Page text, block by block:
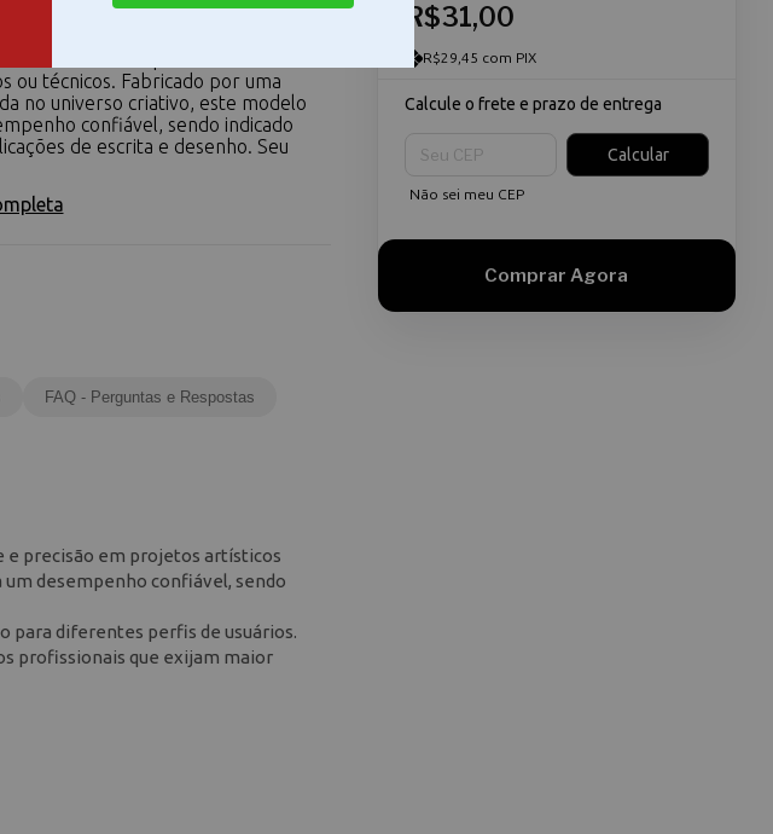
C1 para caligrafia O bico de
ou técnicos. Fabricado por uma
no universo criativo, este modelo
confiável, sendo indicado
de escrita e desenho. Seu
R$31,00
R$29,45 com PIX
Calcule o frete e prazo de entrega
Calcular
Não sei meu CEP
FAQ - Perguntas e Respostas
e precisão em projetos artísticos
desempenho confiável, sendo
para diferentes perfis de usuários.
profissionais que exijam maior